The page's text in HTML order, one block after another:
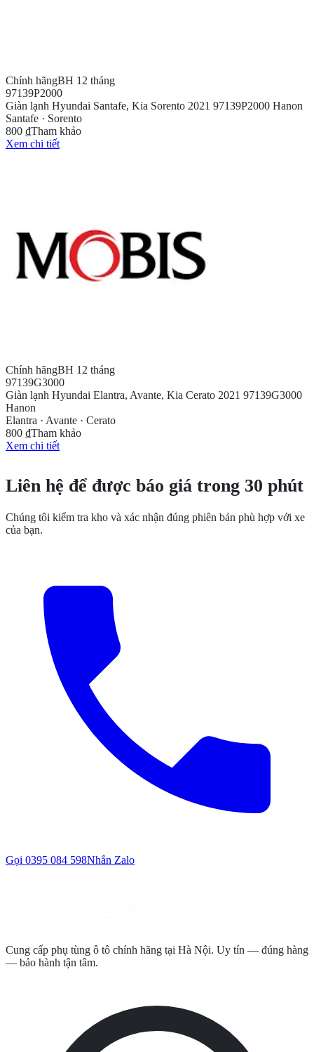
Chính hãngBH 12 tháng
97139P2000
Giàn lạnh Hyundai Santafe, Kia Sorento 2021 97139P2000 Hanon
Santafe · Sorento
800 ₫Tham khảo
Xem chi tiết
Chính hãngBH 12 tháng
97139G3000
Giàn lạnh Hyundai Elantra, Avante, Kia Cerato 2021 97139G3000
Hanon
Elantra · Avante · Cerato
800 ₫Tham khảo
Xem chi tiết
Liên hệ để được báo giá trong 30 phút
Chúng tôi kiểm tra kho và xác nhận đúng phiên bản phù hợp với xe
của bạn.
Gọi 0395 084 598Nhắn Zalo
Cung cấp phụ tùng ô tô chính hãng tại Hà Nội. Uy tín — đúng hàng
— bảo hành tận tâm.